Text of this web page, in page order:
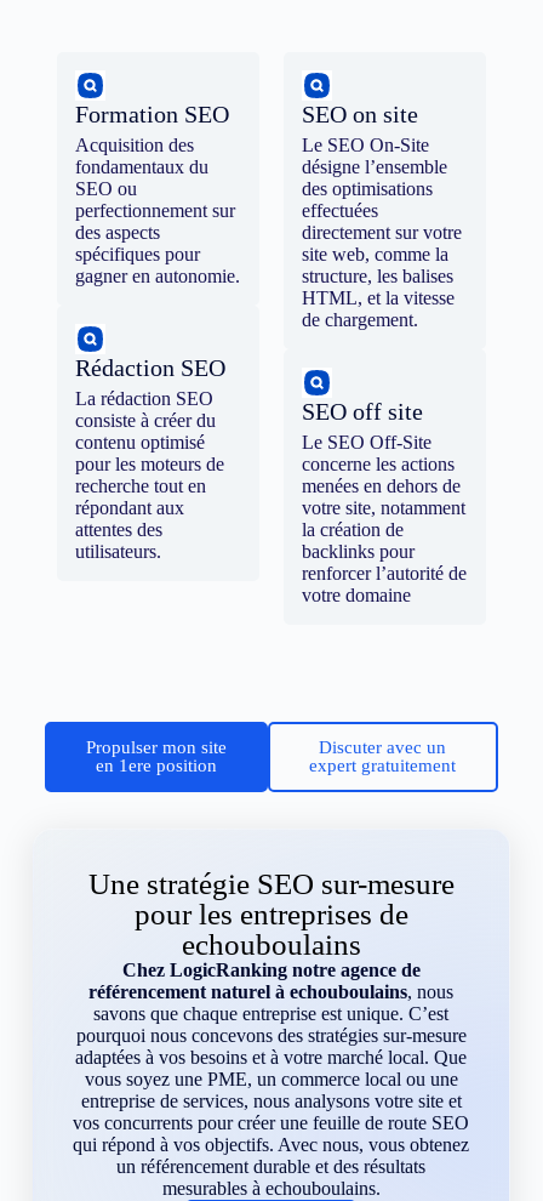
Formation SEO
Acquisition des
fondamentaux du
SEO ou
perfectionnement sur
des aspects
spécifiques pour
gagner en autonomie.
Rédaction SEO
La rédaction SEO
consiste à créer du
contenu optimisé
pour les moteurs de
recherche tout en
répondant aux
attentes des
utilisateurs.
SEO on site
Le SEO On-Site
désigne l’ensemble
des optimisations
effectuées
directement sur votre
site web, comme la
structure, les balises
HTML, et la vitesse
de chargement.
SEO off site
Le SEO Off-Site
concerne les actions
menées en dehors de
votre site, notamment
la création de
backlinks pour
renforcer l’autorité de
votre domaine
Propulser mon site
en 1ere position
Discuter avec un
expert gratuitement
Une stratégie SEO sur-mesure
pour les entreprises de
echouboulains
Chez LogicRanking notre agence de
référencement naturel à echouboulains, nous
savons que chaque entreprise est unique. C’est
pourquoi nous concevons des stratégies sur-mesure
adaptées à vos besoins et à votre marché local. Que
vous soyez une PME, un commerce local ou une
entreprise de services, nous analysons votre site et
vos concurrents pour créer une feuille de route SEO
qui répond à vos objectifs. Avec nous, vous obtenez
un référencement durable et des résultats
mesurables à echouboulains.